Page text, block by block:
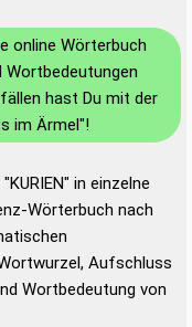
online Wörterbuch
Wortbedeutungen
hast Du mit der
im Ärmel"!
in einzelne
Wörterbuch nach
Aufschluss
Wortbedeutung von